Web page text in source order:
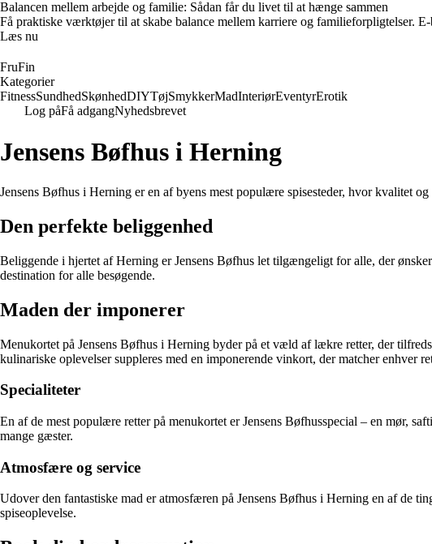
Balancen mellem arbejde og familie: Sådan får du livet til at hænge sammen
Få praktiske værktøjer til at skabe balance mellem karriere og familieforpligtelser.
Læs nu
FruFin
Kategorier
FitnessSundhedSkønhedDIYTøjSmykkerMadInteriørEventyrErotik
Log påFå adgangNyhedsbrevet
Jensens Bøfhus i Herning
Jensens Bøfhus i Herning er en af byens mest populære spisesteder, hvor kvalitet
Den perfekte beliggenhed
Beliggende i hjertet af Herning er Jensens Bøfhus let tilgængeligt for alle, der
destination for alle besøgende.
Maden der imponerer
Menukortet på Jensens Bøfhus i Herning byder på et væld af lækre retter, der
kulinariske oplevelser suppleres med en imponerende vinkort, der matcher enhver
Specialiteter
En af de mest populære retter på menukortet er Jensens Bøfhusspecial – en mør,
mange gæster.
Atmosfære og service
Udover den fantastiske mad er atmosfæren på Jensens Bøfhus i Herning en af de
spiseoplevelse.